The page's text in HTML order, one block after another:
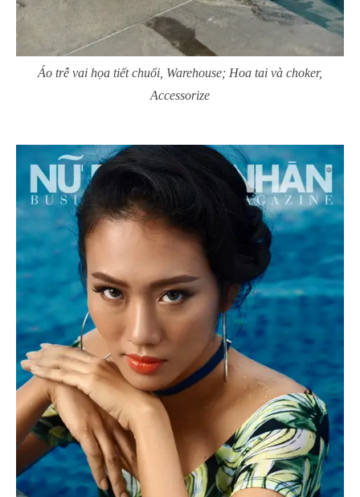
Áo trễ vai họa tiết chuối, Warehouse; Hoa tai và choker,
Accessorize